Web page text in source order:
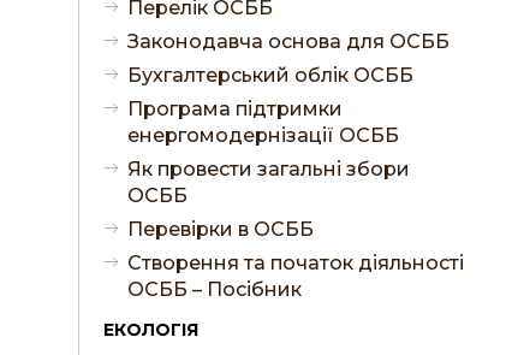
Перелік ОСББ
Законодавча основа для ОСББ
Бухгалтерський облік ОСББ
Програма підтримки
енергомодернізації ОСББ
Як провести загальні збори
ОСББ
Перевірки в ОСББ
Створення та початок діяльності
ОСББ – Посібник
ЕКОЛОГІЯ